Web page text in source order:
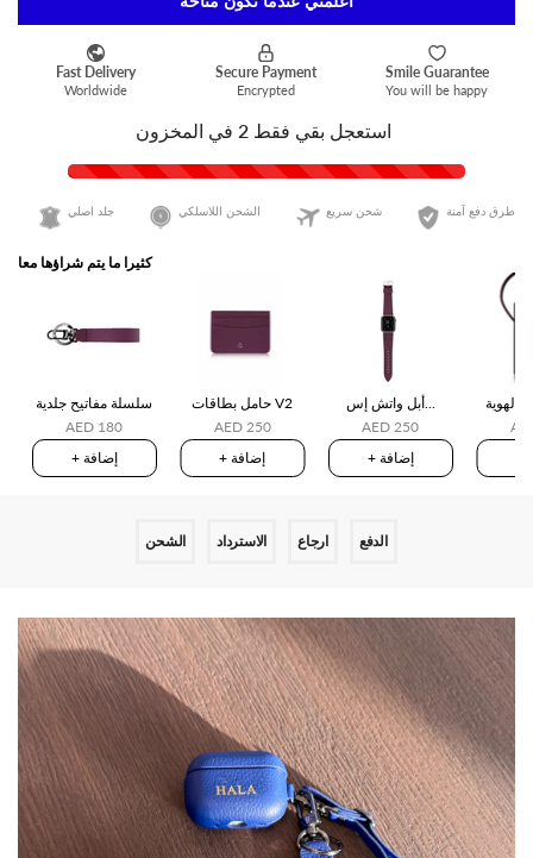
استعجل بقي فقط 2 في المخزون
جلد اصلي الشحن اللاسلكي شحن سريع طرق دفع آمنة
كثيرا ما يتم شراؤها معا
سلسلة مفاتيح جلدية
AED 180
+ إضافة
حامل بطاقات V2
AED 250
+ إضافة
أبل واتش إس...
AED 250
+ إضافة
الهوية
الشحن الاسترداد ارجاع الدفع